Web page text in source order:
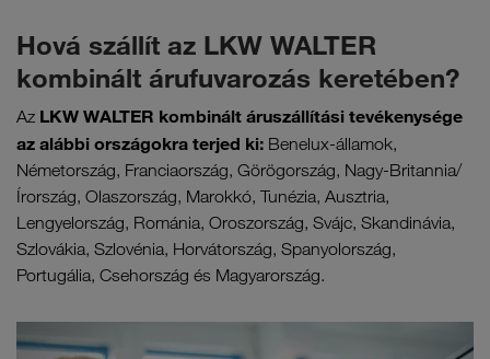
Hová szállít az LKW WALTER
kombinált árufuvarozás keretében?
Az LKW WALTER kombinált áruszállítási tevékenysége
az alábbi országokra terjed ki: Benelux-államok,
Németország, Franciaország, Görögország, Nagy-Britannia/
Írország, Olaszország, Marokkó, Tunézia, Ausztria,
Lengyelország, Románia, Oroszország, Svájc, Skandinávia,
Szlovákia, Szlovénia, Horvátország, Spanyolország,
Portugália, Csehország és Magyarország.